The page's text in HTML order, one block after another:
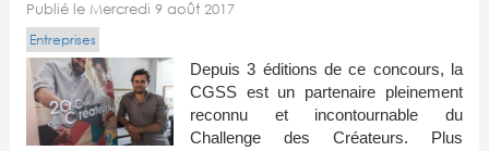
Publié le Mercredi 9 août 2017
Entreprises
Depuis 3 éditions de ce concours, la
CGSS est un partenaire pleinement
reconnu et incontournable du
Challenge des Créateurs. Plus